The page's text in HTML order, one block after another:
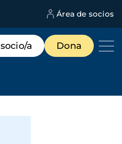
Área de socios
a Dona